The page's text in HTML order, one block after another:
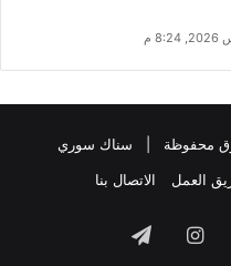
العمل الاتصال بنا
‫YouTubeانستقرام